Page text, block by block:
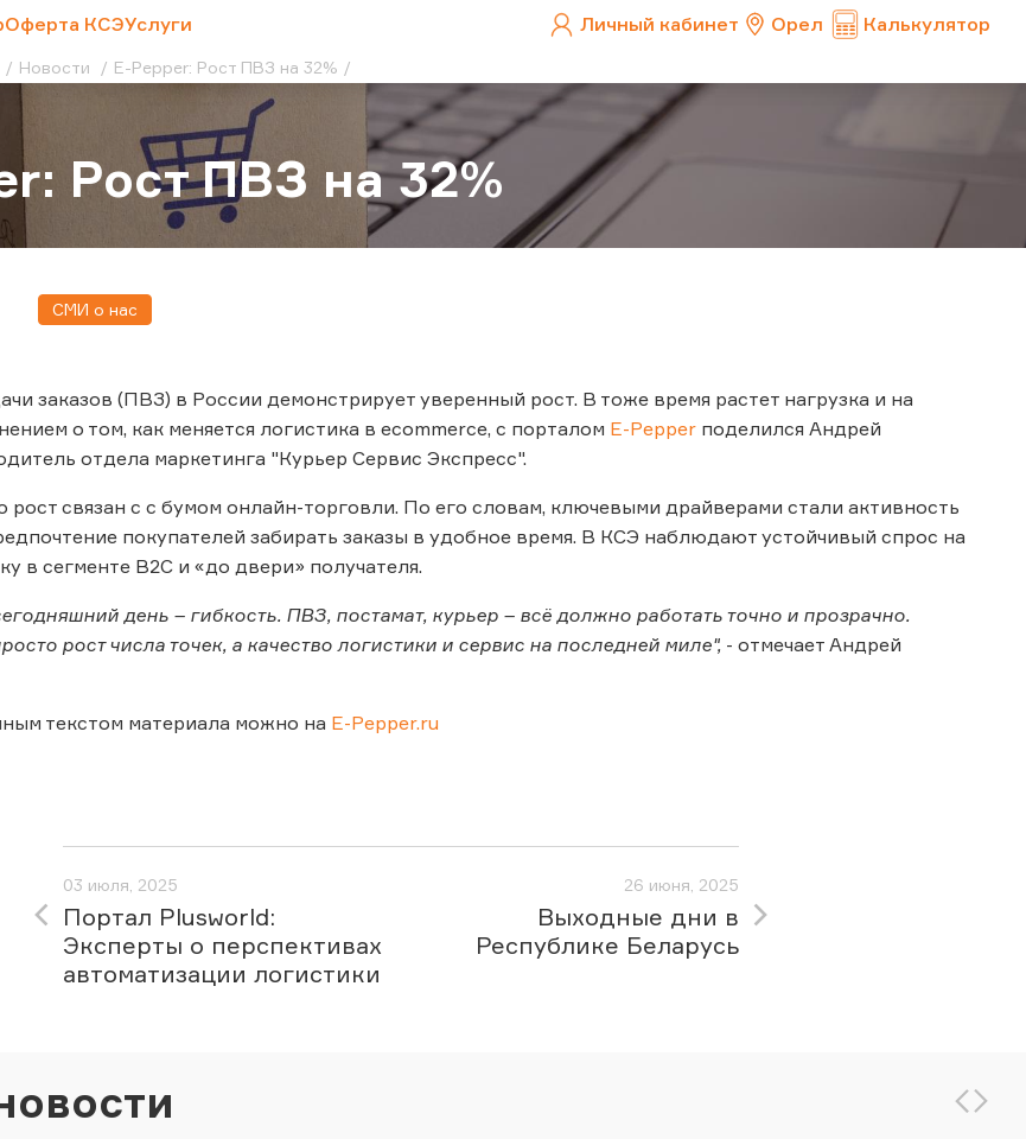
Оферта КСЭУслуги Личный кабинет Орел Калькулятор
Новости E-Pepper: Рост ПВЗ на 32%
Рост ПВЗ на 32%
СМИ о нас
заказов (ПВЗ) в России демонстрирует уверенный рост. В тоже время растет нагрузка и на
о том, как меняется логистика в ecommerce, с порталом E-Pepper поделился Андрей
отдела маркетинга "Курьер Сервис Экспресс".
рост связан с с бумом онлайн-торговли. По его словам, ключевыми драйверами стали активность
покупателей забирать заказы в удобное время. В КСЭ наблюдают устойчивый спрос на
в сегменте B2C и «до двери» получателя.
день – гибкость. ПВЗ, постамат, курьер – всё должно работать точно и прозрачно.
рост числа точек, а качество логистики и сервис на последней миле", - отмечает Андрей
текстом материала можно на E-Pepper.ru
03 июля, 2025
Портал Plusworld:
Эксперты о перспективах
автоматизации логистики
26 июня, 2025
Выходные дни в
Республике Беларусь